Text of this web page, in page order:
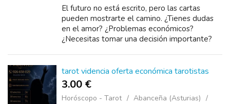
El futuro no está escrito, pero las cartas
pueden mostrarte el camino. ¿Tienes dudas
en el amor? ¿Problemas económicos?
¿Necesitas tomar una decisión importante?
tarot videncia oferta económica tarotistas
3.00 €
Horóscopo - Tarot
Abanceña (Asturias)